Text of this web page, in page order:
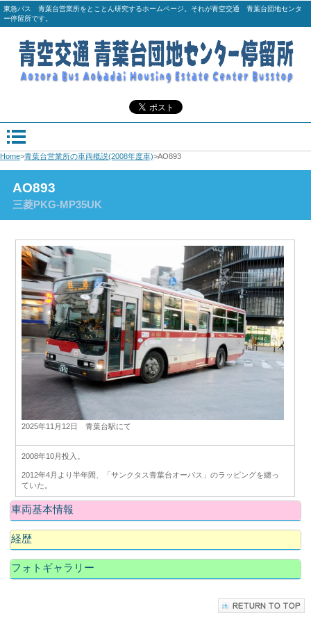
東急バス 青葉台営業所をとことん研究するホームページ。それが青空交通 青葉台団地センタ
ー停留所です。
Home>青葉台営業所の車両概説(2008年度車)>AO893
AO893
三菱PKG-MP35UK
2025年11月12日 青葉台駅にて
2008年10月投入。
2012年4月より半年間、「サンクタス青葉台オーパス」のラッピングを纏っ
ていた。
車両基本情報
経歴
フォトギャラリー